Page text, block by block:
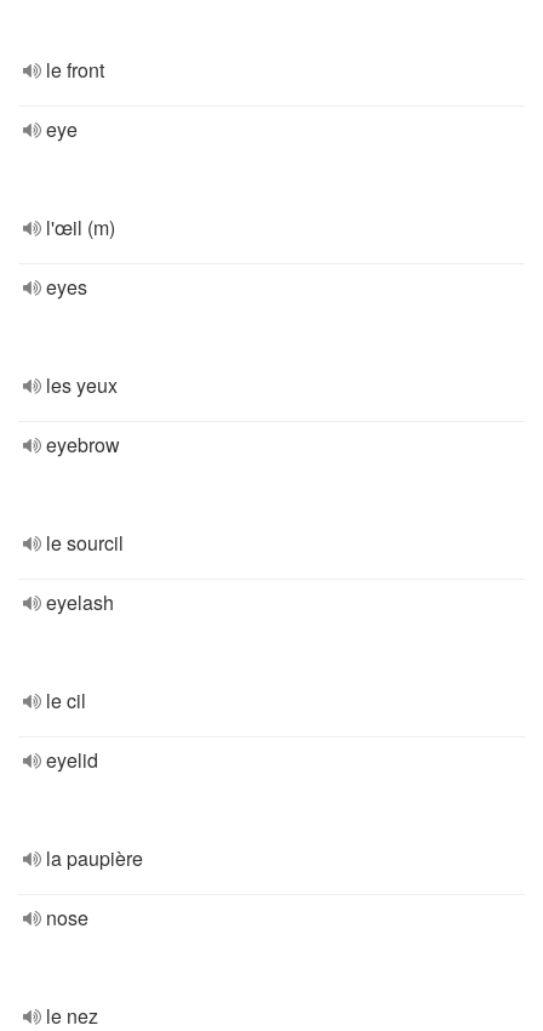
le front
eye
l'œil (m)
eyes
les yeux
eyebrow
le sourcil
eyelash
le cil
eyelid
la paupière
nose
le nez